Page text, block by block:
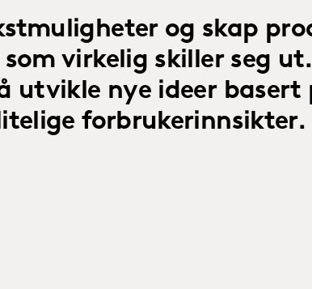
og skap
virkelig skiller seg
utvikle nye ideer basert
forbrukerinnsikter.